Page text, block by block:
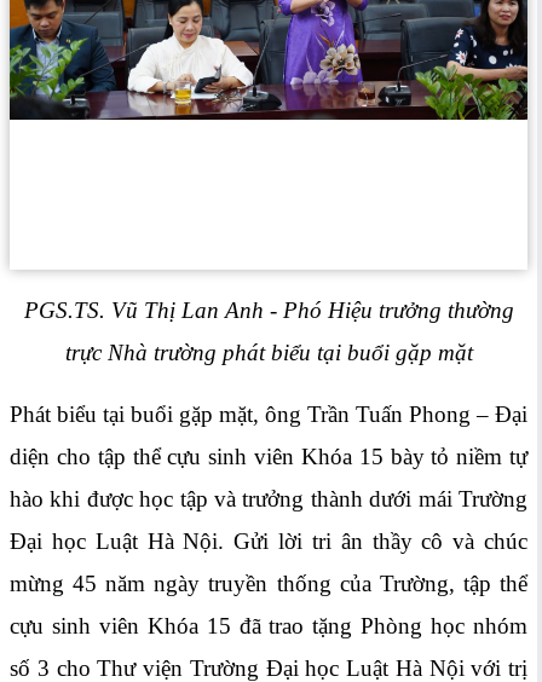
PGS.TS. Vũ Thị Lan Anh - Phó Hiệu trưởng thường
trực Nhà trường phát biểu tại buổi gặp mặt
Phát biểu tại buổi gặp mặt, ông Trần Tuấn Phong – Đại
diện cho tập thể cựu sinh viên Khóa 15 bày tỏ niềm tự
hào khi được học tập và trưởng thành dưới mái Trường
Đại học Luật Hà Nội. Gửi lời tri ân thầy cô và chúc
mừng 45 năm ngày truyền thống của Trường, tập thể
cựu sinh viên Khóa 15 đã trao tặng Phòng học nhóm
số 3 cho Thư viện Trường Đại học Luật Hà Nội với trị